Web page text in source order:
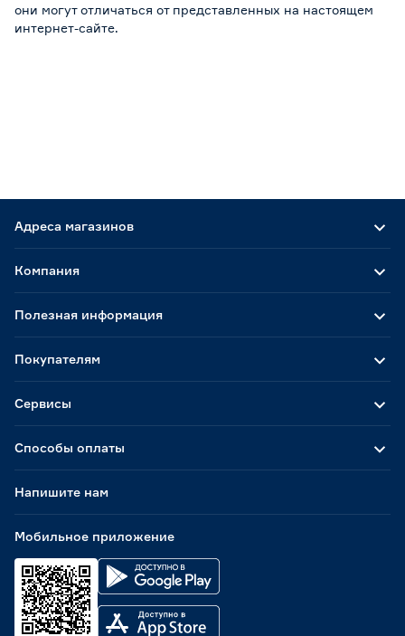
они могут отличаться от представленных на настоящем
интернет-сайте.
Адреса магазинов
Способы оплаты
Мобильное приложение
Компания
Полезная информация
Покупателям
Сервисы
Напишите нам